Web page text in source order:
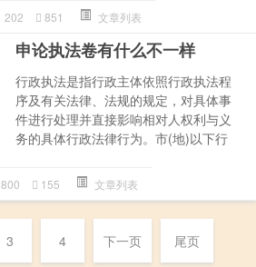
202 851 文章列表
申论执法卷有什么不一样
行政执法是指行政主体依照行政执法程
序及有关法律、法规的规定，对具体事
件进行处理并直接影响相对人权利与义
务的具体行政法律行为。市(地)以下行
800 155 文章列表
3 4 下一页 尾页